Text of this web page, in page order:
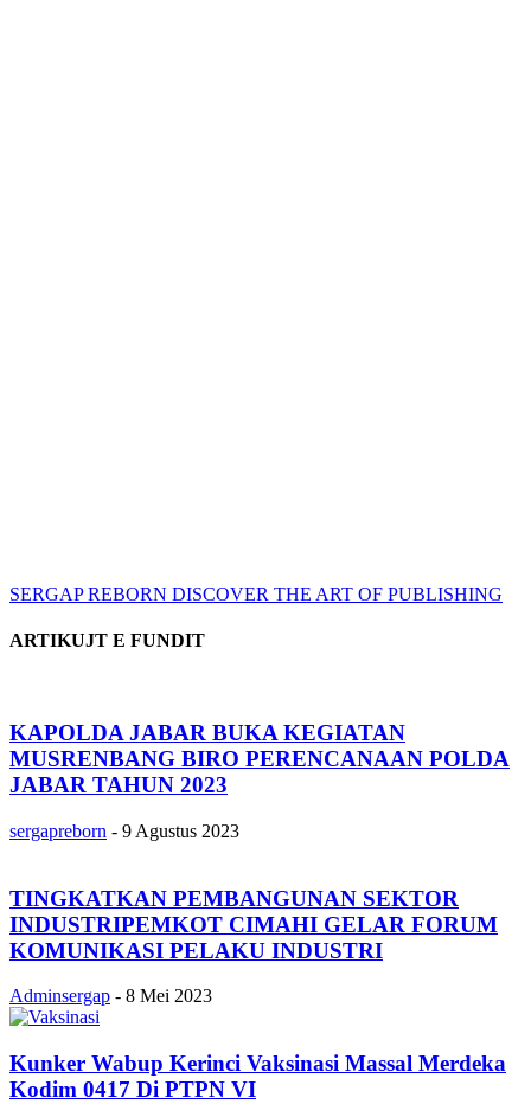
SERGAP REBORN DISCOVER THE ART OF PUBLISHING
ARTIKUJT E FUNDIT
KAPOLDA JABAR BUKA KEGIATAN
MUSRENBANG BIRO PERENCANAAN POLDA
JABAR TAHUN 2023
sergapreborn - 9 Agustus 2023
TINGKATKAN PEMBANGUNAN SEKTOR
INDUSTRIPEMKOT CIMAHI GELAR FORUM
KOMUNIKASI PELAKU INDUSTRI
Adminsergap - 8 Mei 2023
Kunker Wabup Kerinci Vaksinasi Massal Merdeka
Kodim 0417 Di PTPN VI